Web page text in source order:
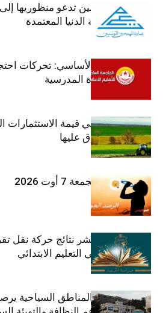
عمادة المهندسين تدعو منظوريها إلى
احترام التعريفة الدنيا المعتمدة
جامعة التعليم الأساسي: تحركات
تزامنا مع العودة المدرسية
ارتفاع بـ15% في قيمة
الخاصة المصادق عليها
طقس اليوم الجمعة 7 أوت 2026
وزارة التربية تنشر نتائج حركة نقل
الأزواج لمدرّسي التعليم الابتدائي